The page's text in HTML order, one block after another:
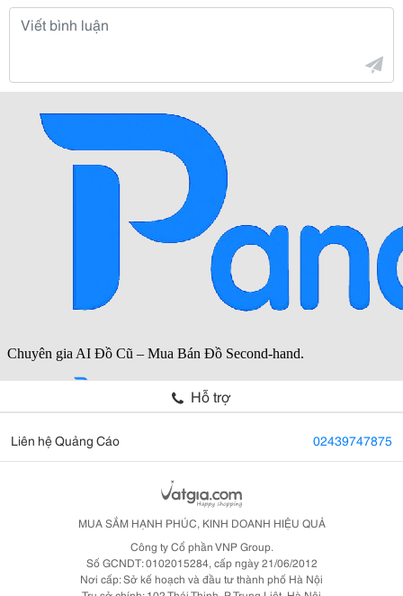
Hỗ trợ
Liên hệ Quảng Cáo 02439747875
MUA SẮM HẠNH PHÚC, KINH DOANH HIỆU QUẢ
Công ty Cổ phần VNP Group.
Số GCNDT: 0102015284, cấp ngày 21/06/2012
Nơi cấp: Sở kế hoạch và đầu tư thành phố Hà Nội